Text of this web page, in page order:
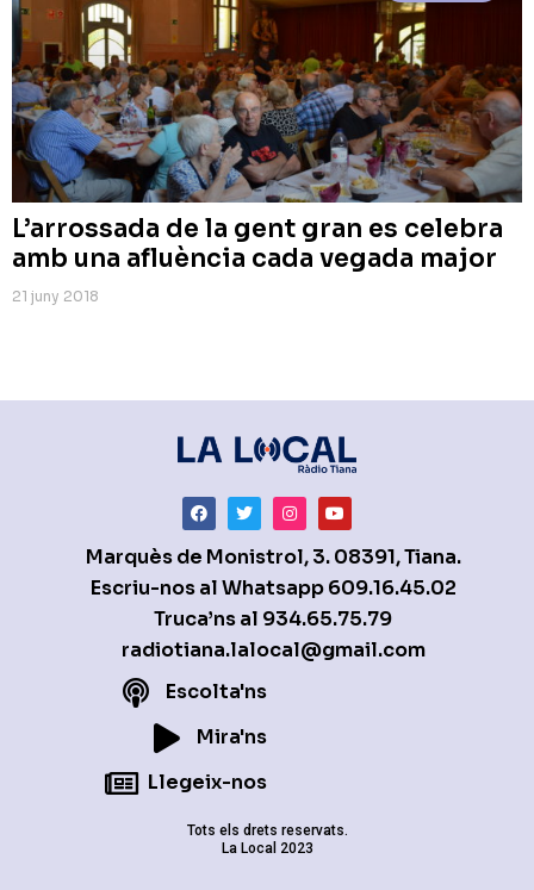
L’arrossada de la gent gran es celebra
amb una afluència cada vegada major
21 juny 2018
Marquès de Monistrol, 3. 08391, Tiana.
Escriu-nos al Whatsapp609.16.45.02
Truca’ns al 934.65.75.79
radiotiana.lalocal@gmail.com
Escolta'ns
Mira'ns
Llegeix-nos
Tots els drets reservats.
La Local 2023